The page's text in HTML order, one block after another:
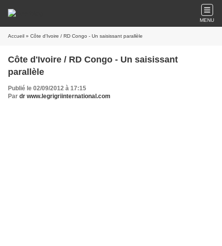
MENU
Accueil » Côte d'Ivoire / RD Congo - Un saisissant parallèle
Côte d'Ivoire / RD Congo - Un saisissant
parallèle
Publié le 02/09/2012 à 17:15
Par dr www.legrigriinternational.com